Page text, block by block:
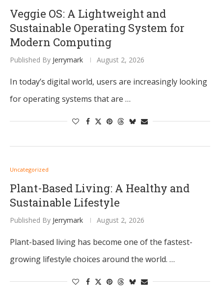
Veggie OS: A Lightweight and
Sustainable Operating System for
Modern Computing
Published By Jerrymark August 2, 2026
In today’s digital world, users are increasingly looking
for operating systems that are …
Uncategorized
Plant-Based Living: A Healthy and
Sustainable Lifestyle
Published By Jerrymark August 2, 2026
Plant-based living has become one of the fastest-
growing lifestyle choices around the world. …